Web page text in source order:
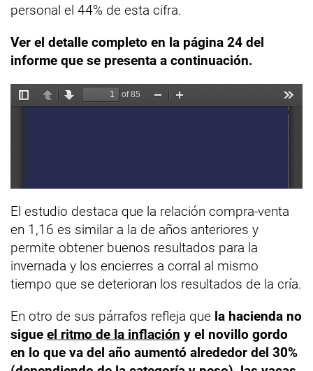
personal el 44% de esta cifra.
Ver el detalle completo en la página 24 del
informe que se presenta a continuación.
El estudio destaca que la relación compra-venta
en 1,16 es similar a la de años anteriores y
permite obtener buenos resultados para la
invernada y los encierres a corral al mismo
tiempo que se deterioran los resultados de la cría.
En otro de sus párrafos refleja que la hacienda no
sigue el ritmo de la inflación y el novillo gordo
en lo que va del año aumentó alrededor del 30%